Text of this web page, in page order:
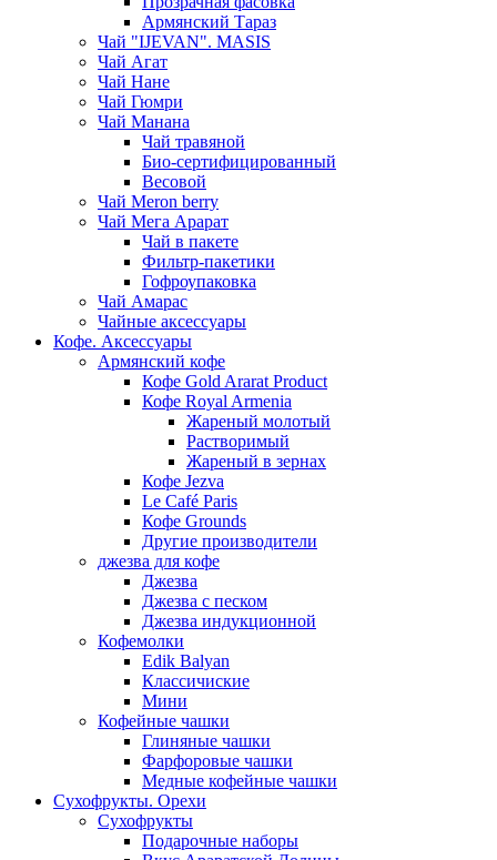
Армянский Тараз
Чай "IJEVAN". MASIS
Чай Агат
Чай Нане
Чай Гюмри
Чай Манана
Чай травяной
Био-сертифицированный
Весовой
Чай Meron berry
Чай Мега Арарат
Чай в пакете
Фильтр-пакетики
Гофроупаковка
Чай Амарас
Чайные аксессуары
Кофе. Аксессуары
Армянский кофе
Кофе Gold Ararat Product
Кофе Royal Armenia
Жареный молотый
Растворимый
Жареный в зернах
Кофе Jezva
Le Café Paris
Кофе Grounds
Другие производители
джезва для кофе
Джезва
Джезва с песком
Джезва индукционной
Кофемолки
Edik Balyan
Классичиские
Мини
Кофейные чашки
Глиняные чашки
Фарфоровые чашки
Медные кофейные чашки
Сухофрукты. Орехи
Сухофрукты
Подарочные наборы